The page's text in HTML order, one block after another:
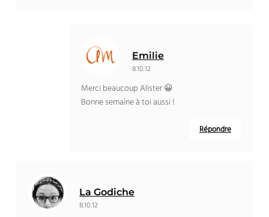
Emilie
8.10.12
Merci beaucoup Alister 😀
Bonne semaine à toi aussi !
Répondre
La Godiche
8.10.12